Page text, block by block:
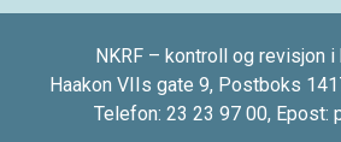
NKRF – kontroll og revisjon i
Haakon VIIs gate 9, Postboks
Telefon: 23 23 97 00, Epost: